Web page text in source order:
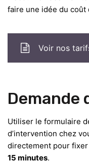
faire une idée du
Voir nos
Demande
Utiliser le formulaire
d’intervention chez
directement pour
15 minutes.